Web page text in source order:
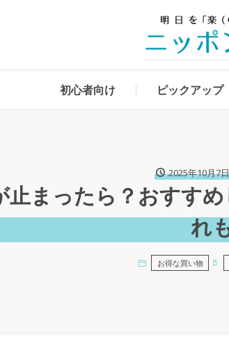
初心者向け ピックアップ
2025年10月7日
止まったら？おすす
れ
お得な買い物